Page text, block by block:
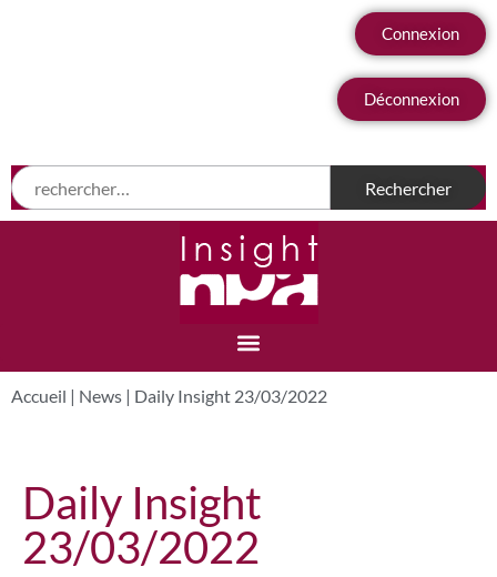
Connexion
Déconnexion
Accueil | News | Daily Insight 23/03/2022
Daily Insight
23/03/2022